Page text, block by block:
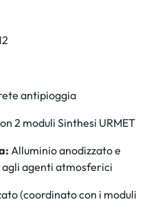
antipioggia
2 moduli Sinthesi URMET
Alluminio anodizzato e
agenti atmosferici
(coordinato con i moduli